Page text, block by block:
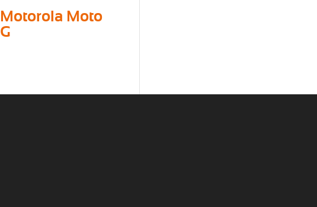
Motorola Moto
G